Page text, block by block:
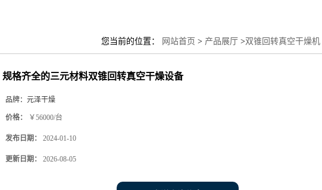
您当前的位置： 网站首页 > 产品展厅 >双锥回转真空干燥机
规格齐全的三元材料双锥回转真空干燥设备
品牌： 元泽干燥
价格： ￥56000/台
发布日期： 2024-01-10
更新日期： 2026-08-05